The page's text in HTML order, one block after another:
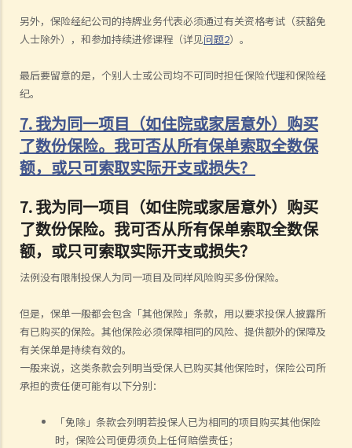
另外，保险经纪公司的持牌业务代表必须通过有关资格考试（获豁免
人士除外），和参加持续进修课程（详见问题2）。
最后要留意的是，个别人士或公司均不可同时担任保险代理和保险经
纪。
7. 我为同一项目（如住院或家居意外）购买
了数份保险。我可否从所有保单索取全数保
额，或只可索取实际开支或损失？
7.我为同一项目（如住院或家居意外）购买
了数份保险。我可否从所有保单索取全数保
额，或只可索取实际开支或损失？
法例没有限制投保人为同一项目及同样风险购买多份保险。
但是，保单一般都会包含「其他保险」条款，用以要求投保人披露所
有已购买的保险。其他保险必须保障相同的风险、提供额外的保障及
有关保单是持续有效的。
一般来说，这类条款会列明当受保人已购买其他保险时，保险公司所
承担的责任便可能有以下分别：
「免除」条款会列明若投保人已为相同的项目购买其他保险
时，保险公司便毋须负上任何赔偿责任；